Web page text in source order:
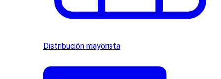
Distribución mayorista